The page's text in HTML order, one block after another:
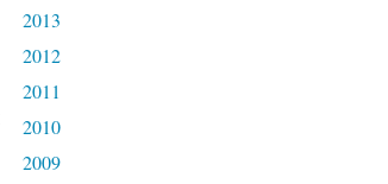
2013
2012
2011
2010
2009